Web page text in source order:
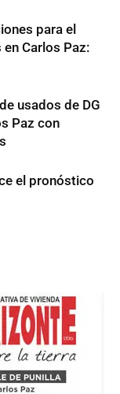
para el
Carlos Paz:
usados de DG
Paz con
el pronóstico